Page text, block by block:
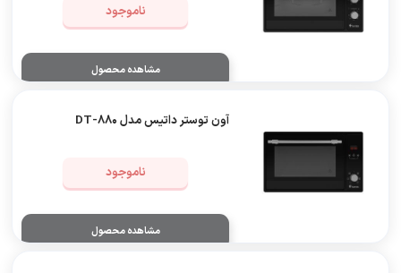
ناموجود
مشاهده محصول
آون توستر داتیس مدل 880-DT
ناموجود
مشاهده محصول